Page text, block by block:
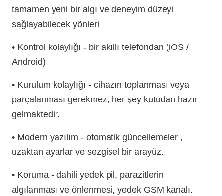
tamamen yeni bir algı ve deneyim düzeyi
sağlayabilecek yönleri
• Kontrol kolaylığı - bir akıllı telefondan (iOS /
Android)
• Kurulum kolaylığı - cihazın toplanması veya
parçalanması gerekmez; her şey kutudan hazır
gelmaktedir.
• Modern yazılım - otomatik güncellemeler ,
uzaktan ayarlar ve sezgisel bir arayüz.
• Koruma - dahili yedek pil, parazitlerin
algılanması ve önlenmesi, yedek GSM kanalı.